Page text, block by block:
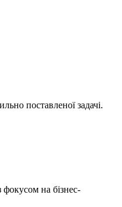
поставленої задачі.
фокусом на бізнес-